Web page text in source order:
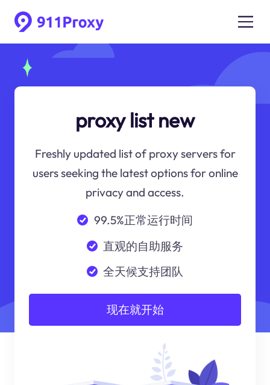
proxy list new
Freshly updated list of proxy servers for
users seeking the latest options for online
privacy and access.
99.5%正常运行时间
直观的自助服务
全天候支持团队
现在就开始